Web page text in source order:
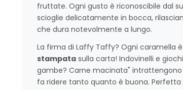
fruttate. Ogni gusto è riconoscibile dal
scioglie delicatamente in bocca,
che dura notevolmente a lungo.
La firma di Laffy Taffy? Ogni caramella è
stampatasulla carta! Indovinelli e
gambe? Carne macinata"
fa ridere tanto quanto è buona. Perfetta